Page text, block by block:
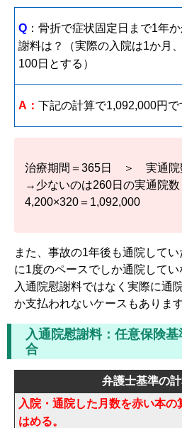
Q ：骨折で症状固定日まで1年
謝料は？（実際の入院は1か月
100日とする）
A： 下記の計算で1,092,000円で
治療期間＝365日 ＞ 実通院
→少ないのは260日の実通院数
4,200×320＝1,092,000
また、事故の1年後も通院して
に1度のペースでしか通院して
入通院慰謝料ではなく実際に通
か支払われないケースもあります
入通院慰謝料：任意保険
合
弁護士基準の
入院・通院した月数を赤い本
はめる。